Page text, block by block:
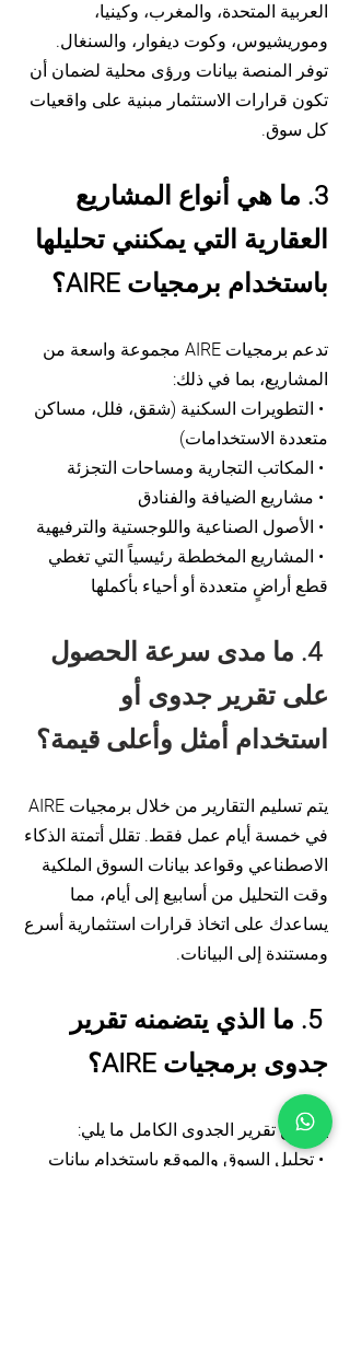
العربية المتحدة، والمغرب، وكينيا،
وموريشيوس، وكوت ديفوار، والسنغال.
توفر المنصة بيانات ورؤى محلية لضمان أن
تكون قرارات الاستثمار مبنية على واقعيات
كل سوق.
3. ما هي أنواع المشاريع
العقارية التي يمكنني تحليلها
باستخدام برمجيات AIRE؟
تدعم برمجيات AIRE مجموعة واسعة من
المشاريع، بما في ذلك:
• التطويرات السكنية (شقق، فلل، مساكن
متعددة الاستخدامات)
• المكاتب التجارية ومساحات التجزئة
• مشاريع الضيافة والفنادق
• الأصول الصناعية واللوجستية والترفيهية
• المشاريع المخططة رئيسياً التي تغطي
قطع أراضٍ متعددة أو أحياء بأكملها
4. ما مدى سرعة الحصول
على تقرير جدوى أو
استخدام أمثل وأعلى قيمة؟
يتم تسليم التقارير من خلال برمجيات AIRE
في خمسة أيام عمل فقط. تقلل أتمتة الذكاء
الاصطناعي وقواعد بيانات السوق الملكية
وقت التحليل من أسابيع إلى أيام، مما
يساعدك على اتخاذ قرارات استثمارية أسرع
ومستندة إلى البيانات.
5. ما الذي يتضمنه تقرير
جدوى برمجيات AIRE؟
يتضمن تقرير الجدوى الكامل ما يلي:
• تحليل السوق والموقع باستخدام بيانات